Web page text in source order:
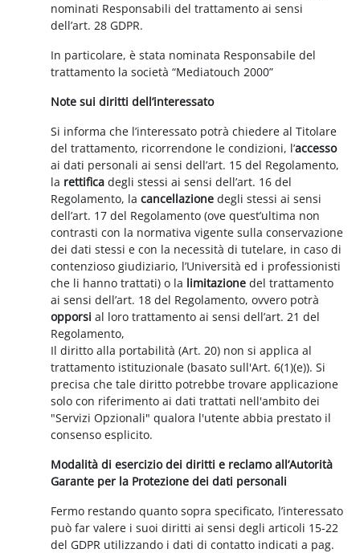
nominati Responsabili del trattamento ai sensi
dell’art. 28 GDPR.
In particolare, è stata nominata Responsabile del
trattamento la società “Mediatouch 2000”
Note sui diritti dell’interessato
Si informa che l’interessato potrà chiedere al Titolare
del trattamento, ricorrendone le condizioni, l’accesso
ai dati personali ai sensi dell’art. 15 del Regolamento,
la rettificadegli stessi ai sensi dell’art. 16 del
Regolamento, lacancellazione degli stessi ai sensi
dell’art. 17 del Regolamento (ove quest’ultima non
contrasti con la normativa vigente sulla conservazione
dei dati stessi e con la necessità di tutelare, in caso di
contenzioso giudiziario, l’Università ed i professionisti
che li hanno trattati) o la limitazione del trattamento
ai sensi dell’art. 18 del Regolamento, ovvero potrà
opporsi al loro trattamento ai sensi dell’art. 21 del
Regolamento,
Il diritto alla portabilità (Art. 20) non si applica al
trattamento istituzionale (basato sull'Art. 6(1)(e)). Si
precisa che tale diritto potrebbe trovare applicazione
solo con riferimento ai dati trattati nell'ambito dei
"Servizi Opzionali" qualora l'utente abbia prestato il
consenso esplicito.
Modalità di esercizio dei diritti e reclamo all’Autorità
Garante per la Protezione dei dati personali
Fermo restando quanto sopra specificato, l’interessato
può far valere i suoi diritti ai sensi degli articoli 15-22
del GDPR utilizzando i dati di contatto indicati a pag.